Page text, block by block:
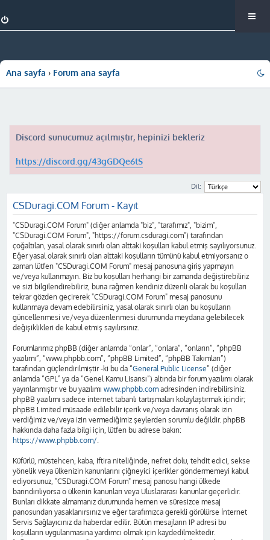
Ana sayfa Forum ana sayfa
Discord sunucumuz açılmıştır, hepinizi bekleriz
https://discord.gg/43gGDQe6tS
Dil:
CSDuragi.COM Forum - Kayıt
"CSDuragi.COM Forum" (diğer anlamda "biz", "tarafımız", "bizim",
"CSDuragi.COM Forum", "https://forum.csduragi.com") tarafından
çoğaltılan, yasal olarak sınırlı olan alttaki koşulları kabul etmiş sayılıyorsunuz.
Eğer yasal olarak sınırlı olan alttaki koşulların tümünü kabul etmiyorsanız o
zaman lütfen "CSDuragi.COM Forum" mesaj panosuna giriş yapmayın
ve/veya kullanmayın. Biz bu koşulları herhangi bir zamanda değiştirebiliriz
ve sizi bilgilendirebiliriz, buna rağmen kendiniz düzenli olarak bu koşulları
tekrar gözden geçirerek "CSDuragi.COM Forum" mesaj panosunu
kullanmaya devam edebilirsiniz, yasal olarak sınırlı olan bu koşulların
güncellenmesi ve/veya düzenlenmesi durumunda meydana gelebilecek
değişiklikleri de kabul etmiş sayılırsınız.
Forumlarımız phpBB (diğer anlamda “onlar”, “onlara”, “onların”, “phpBB
yazılımı”, “www.phpbb.com”, “phpBB Limited”, “phpBB Takımları”)
tarafından güçlendirilmiştir -ki bu da “General Public License” (diğer
anlamda “GPL” ya da “Genel Kamu Lisansı”) altında bir forum yazılımı olarak
yayınlanmıştır ve bu yazılımı www.phpbb.com adresinden indirebilirsiniz.
phpBB yazılımı sadece internet tabanlı tartışmaları kolaylaştırmak içindir;
phpBB Limited müsaade edilebilir içerik ve/veya davranış olarak izin
verdiğimiz ve/veya izin vermediğimiz şeylerden sorumlu değildir. phpBB
hakkında daha fazla bilgi için, lütfen bu adrese bakın:
https://www.phpbb.com/.
Küfürlü, müstehcen, kaba, iftira niteliğinde, nefret dolu, tehdit edici, sekse
yönelik veya ülkenizin kanunlarını çiğneyici içerikler göndermemeyi kabul
ediyorsunuz, "CSDuragi.COM Forum" mesaj panosu hangi ülkede
barındırılıyorsa o ülkenin kanunları veya Uluslararası kanunlar geçerlidir.
Bunları dikkate almamanız durumunda hemen ve süresizce mesaj
panosundan yasaklanırsınız ve eğer tarafımızca gerekli görülürse İnternet
Servis Sağlayıcınız da haberdar edilir. Bütün mesajların IP adresi bu
koşulların uygulanmasına yardımcı olmak için kaydedilmektedir.